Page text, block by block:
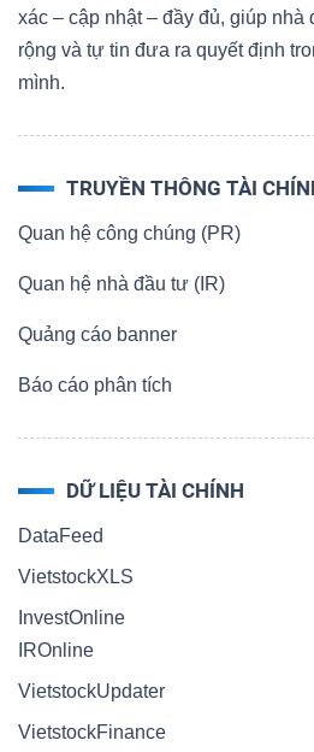
xác – cập nhật – đầy đủ, giúp nhà
rộng và tự tin đưa ra quyết định
mình.
TRUYỀN THÔNG TÀI
Quan hệ công chúng (PR)
Quan hệ nhà đầu tư (IR)
Quảng cáo banner
Báo cáo phân tích
DỮ LIỆU TÀI CHÍNH
DataFeed
VietstockXLS
InvestOnline
IROnline
VietstockUpdater
VietstockFinance